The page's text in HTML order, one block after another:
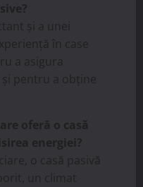
și a unei
în case
a asigura
pentru a obține
oferă o casă
energiei?
o casă pasivă
un climat